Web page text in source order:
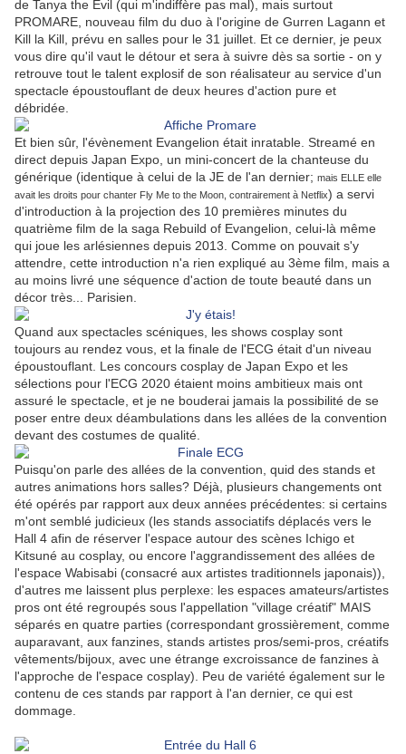
de Tanya the Evil (qui m'indiffère pas mal), mais surtout
PROMARE, nouveau film du duo à l'origine de Gurren Lagann et
Kill la Kill, prévu en salles pour le 31 juillet. Et ce dernier, je peux
vous dire qu'il vaut le détour et sera à suivre dès sa sortie - on y
retrouve tout le talent explosif de son réalisateur au service d'un
spectacle époustouflant de deux heures d'action pure et
débridée.
Et bien sûr, l'évènement Evangelion était inratable. Streamé en
direct depuis Japan Expo, un mini-concert de la chanteuse du
générique (identique à celui de la JE de l'an dernier; mais ELLE elle
avait les droits pour chanter Fly Me to the Moon, contrairement à Netflix) a servi
d'introduction à la projection des 10 premières minutes du
quatrième film de la saga Rebuild of Evangelion, celui-là même
qui joue les arlésiennes depuis 2013. Comme on pouvait s'y
attendre, cette introduction n'a rien expliqué au 3ème film, mais a
au moins livré une séquence d'action de toute beauté dans un
décor très... Parisien.
Quand aux spectacles scéniques, les shows cosplay sont
toujours au rendez vous, et la finale de l'ECG était d'un niveau
époustouflant. Les concours cosplay de Japan Expo et les
sélections pour l'ECG 2020 étaient moins ambitieux mais ont
assuré le spectacle, et je ne bouderai jamais la possibilité de se
poser entre deux déambulations dans les allées de la convention
devant des costumes de qualité.
Puisqu'on parle des allées de la convention, quid des stands et
autres animations hors salles? Déjà, plusieurs changements ont
été opérés par rapport aux deux années précédentes: si certains
m'ont semblé judicieux (les stands associatifs déplacés vers le
Hall 4 afin de réserver l'espace autour des scènes Ichigo et
Kitsuné au cosplay, ou encore l'aggrandissement des allées de
l'espace Wabisabi (consacré aux artistes traditionnels japonais)),
d'autres me laissent plus perplexe: les espaces amateurs/artistes
pros ont été regroupés sous l'appellation "village créatif" MAIS
séparés en quatre parties (correspondant grossièrement, comme
auparavant, aux fanzines, stands artistes pros/semi-pros, créatifs
vêtements/bijoux, avec une étrange excroissance de fanzines à
l'approche de l'espace cosplay). Peu de variété également sur le
contenu de ces stands par rapport à l'an dernier, ce qui est
dommage.